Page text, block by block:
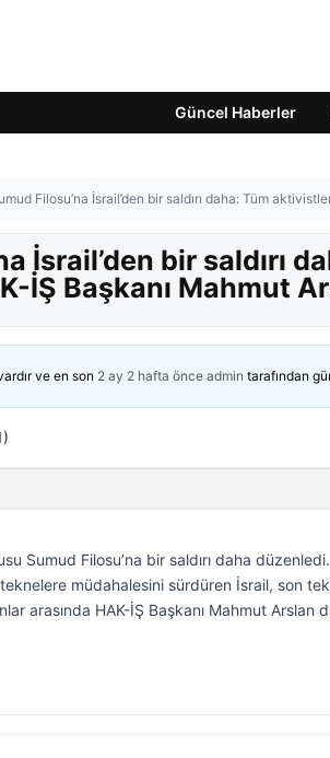
Güncel Haberler
Filosu’na İsrail’den bir saldırı daha: Tüm
İsrail’den bir saldırı
İŞ Başkanı Mahmut
ve en son 2 ay 2 hafta önce admin tarafından
Sumud Filosu’na bir saldırı daha
müdahalesini sürdüren İsrail, son
arasında HAK-İŞ Başkanı Mahmut Arslan